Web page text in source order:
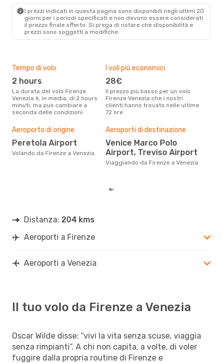
I prezzi indicati in questa pagina sono disponibili negli ultimi 20
giorni per i periodi specificati e non devono essere considerati
il ​​prezzo finale offerto. Si prega di notare che disponibilità e
prezzi sono soggetti a modifiche.
Tempo di volo
2 hours
La durata del volo Firenze
Venezia è, in media, di 2 hours
minuti, ma può cambiare a
seconda delle condizioni.
I voli più economici
28€
Il prezzo più basso per un volo
Firenze Venezia che i nostri
clienti hanno trovato nelle ultime
72 ore
Aeroporto di origine
Peretola Airport
Volando da Firenze a Venezia
Aeroporti di destinazione
Venice Marco Polo
Airport, Treviso Airport
Viaggiando da Firenze a Venezia
Distanza: 204 kms
Aeroporti a Firenze
Aeroporti a Venezia
Il tuo volo da Firenze a Venezia
Oscar Wilde disse: “vivi la vita senza scuse, viaggia
senza rimpianti”. A chi non capita, a volte, di voler
fuggire dalla propria routine di Firenze e